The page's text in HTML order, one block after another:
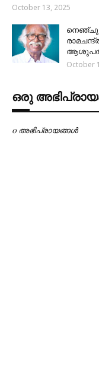
October 13, 2025
October
ഒരു
0 അഭിപ്രായങ്ങള്‍